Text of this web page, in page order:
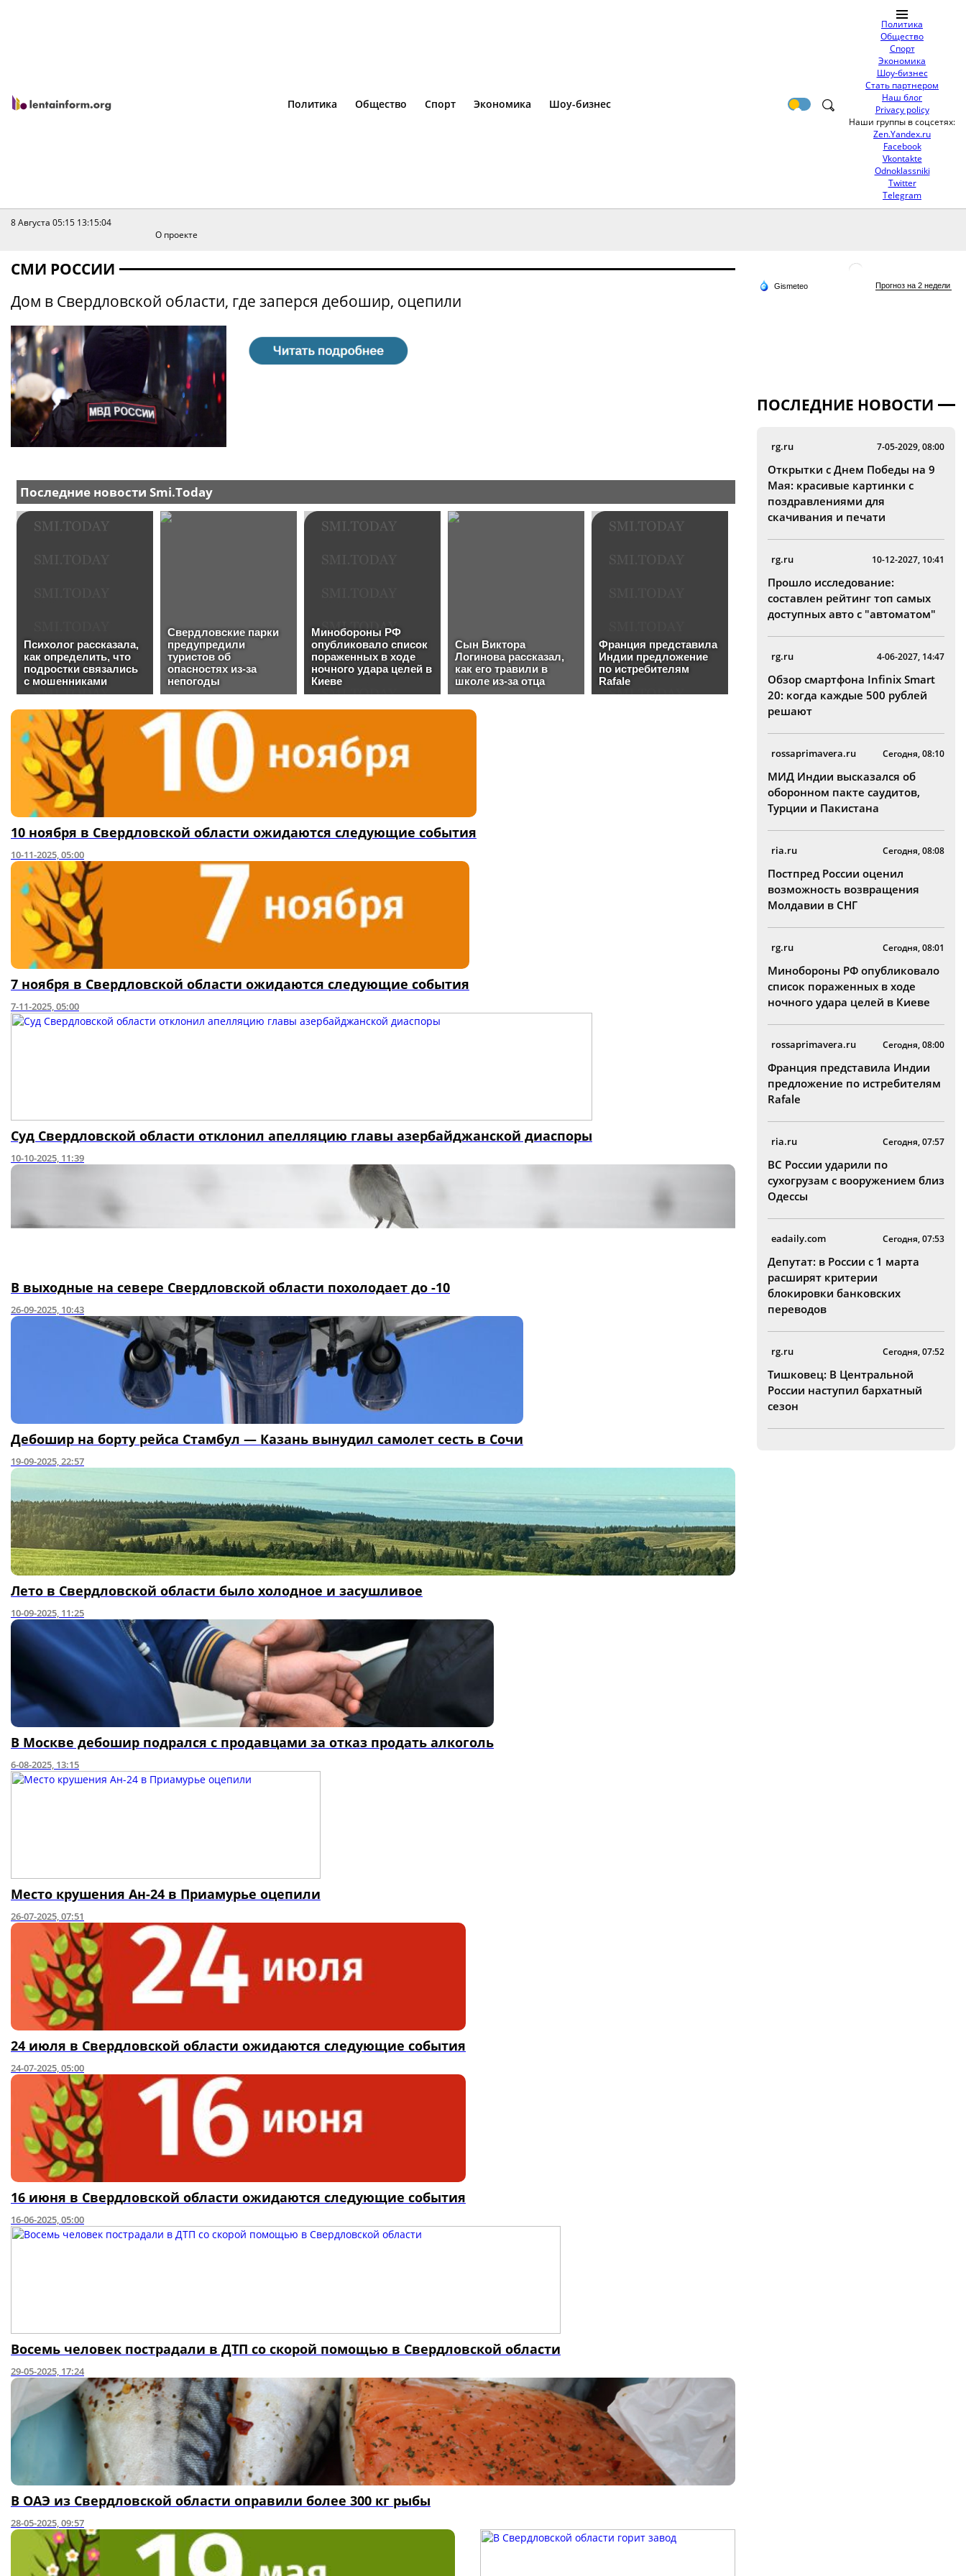
Политика Общество Спорт Экономика Шоу-бизнес
Политика
Общество
Спорт
Экономика
Шоу-бизнес
Стать партнером
Наш блог
Privacy policy
Наши группы в соцсетях:
Zen.Yandex.ru
Facebook
Vkontakte
Odnoklassniki
Twitter
Telegram
8 Августа 05:15 13:15:04
О проекте
СМИ РОССИИ
Дом в Свердловской области, где заперся дебошир, оцепили
10 ноября в Свердловской области ожидаются следующие события
10-11-2025, 05:00
7 ноября в Свердловской области ожидаются следующие события
7-11-2025, 05:00
Суд Свердловской области отклонил апелляцию главы азербайджанской диаспоры
10-10-2025, 11:39
В выходные на севере Свердловской области похолодает до -10
26-09-2025, 10:43
Дебошир на борту рейса Стамбул — Казань вынудил самолет сесть в Сочи
19-09-2025, 22:57
Лето в Свердловской области было холодное и засушливое
10-09-2025, 11:25
В Москве дебошир подрался с продавцами за отказ продать алкоголь
6-08-2025, 13:15
Место крушения Ан-24 в Приамурье оцепили
26-07-2025, 07:51
24 июля в Свердловской области ожидаются следующие события
24-07-2025, 05:00
16 июня в Свердловской области ожидаются следующие события
16-06-2025, 05:00
Восемь человек пострадали в ДТП со скорой помощью в Свердловской области
29-05-2025, 17:24
В ОАЭ из Свердловской области оправили более 300 кг рыбы
28-05-2025, 09:57
ПОСЛЕДНИЕ НОВОСТИ
rg.ru 7-05-2029, 08:00
Открытки с Днем Победы на 9
Мая: красивые картинки с
поздравлениями для
скачивания и печати
rg.ru 10-12-2027, 10:41
Прошло исследование:
составлен рейтинг топ самых
доступных авто с "автоматом"
rg.ru 4-06-2027, 14:47
Обзор смартфона Infinix Smart
20: когда каждые 500 рублей
решают
rossaprimavera.ru Сегодня, 08:10
МИД Индии высказался об
оборонном пакте саудитов,
Турции и Пакистана
ria.ru Сегодня, 08:08
Постпред России оценил
возможность возвращения
Молдавии в СНГ
rg.ru Сегодня, 08:01
Минобороны РФ опубликовало
список пораженных в ходе
ночного удара целей в Киеве
rossaprimavera.ru Сегодня, 08:00
Франция представила Индии
предложение по истребителям
Rafale
ria.ru Сегодня, 07:57
ВС России ударили по
сухогрузам с вооружением близ
Одессы
eadaily.com Сегодня, 07:53
Депутат: в России с 1 марта
расширят критерии
блокировки банковских
переводов
rg.ru Сегодня, 07:52
Тишковец: В Центральной
России наступил бархатный
сезон